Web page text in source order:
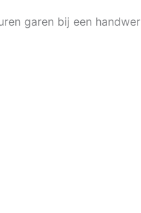
garen bij een